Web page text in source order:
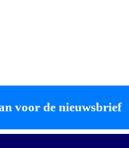
voor de nieuwsbrief